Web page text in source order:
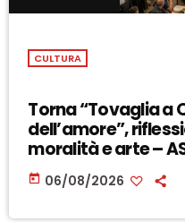
CULTURA
Torna “Tovaglia a
dell’amore”,
moralità e arte –
today 06/08/2026